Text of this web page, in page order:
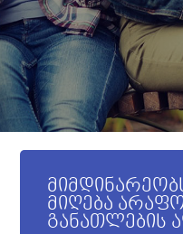
მიღება
განათლების